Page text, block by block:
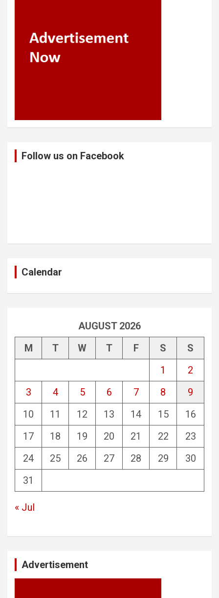
Follow us on Facebook
Calendar
AUGUST 2026
M
T W T F S
S
1
2
3
4 5 6 7 8
9
10
11 12 13 14 15
16
17
18 19 20 21 22
23
24
25 26 27 28 29
30
31
« Jul
Advertisement